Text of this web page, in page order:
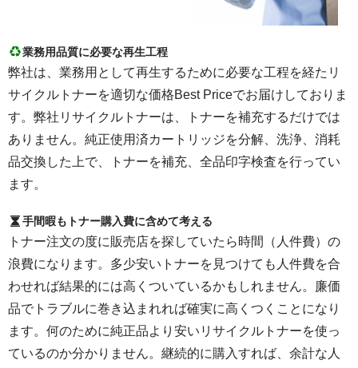
業務用品質に必要な再生工程
弊社は、業務用として再生するために必要な工程を経たリ
サイクルトナーを適切な価格Best Priceでお届けしておりま
す。弊社リサイクルトナーは、トナーを補充するだけでは
ありません。純正使用済カートリッジを分解、洗浄、消耗
品交換した上で、トナーを補充、全品印字検査を行ってい
ます。
手間暇もトナー購入費に含めて考える
トナー注文の度に販売店を探していたら時間（人件費）の
浪費になります。多少安いトナーを見つけても人件費を合
わせれば結果的には高くついているかもしれません。廉価
品でトラブルに巻き込まれれば確実に高くつくことになり
ます。何のために純正品より安いリサイクルトナーを使っ
ているのか分かりません。継続的に購入すれば、余計な人